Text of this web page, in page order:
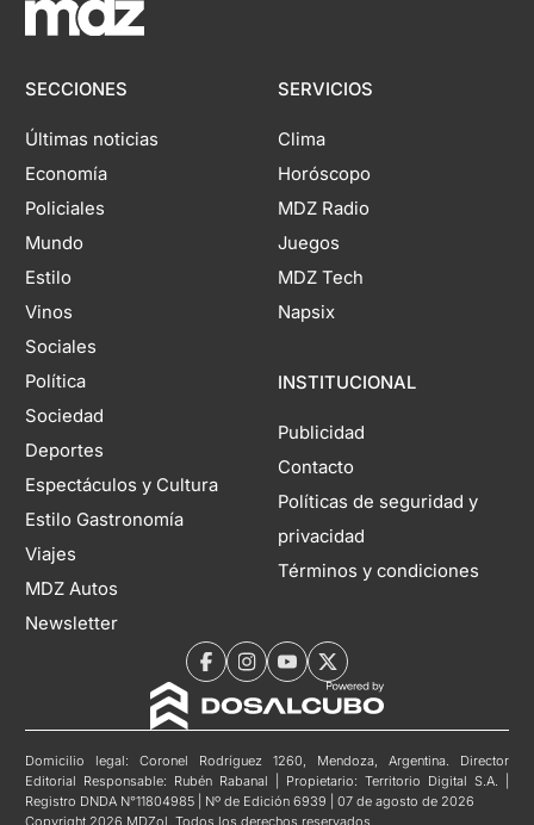
SECCIONES
Últimas noticias
Economía
Policiales
Mundo
Estilo
Vinos
Sociales
Política
Sociedad
Deportes
Espectáculos y Cultura
Estilo Gastronomía
Viajes
MDZ Autos
Newsletter
SERVICIOS
Clima
Horóscopo
MDZ Radio
Juegos
MDZ Tech
Napsix
INSTITUCIONAL
Publicidad
Contacto
Políticas de seguridad y
privacidad
Términos y condiciones
Domicilio legal: Coronel Rodríguez 1260, Mendoza, Argentina. Director
Editorial Responsable: Rubén Rabanal | Propietario: Territorio Digital S.A. |
Registro DNDA N°11804985 | Nº de Edición 6939 | 07 de agosto de 2026